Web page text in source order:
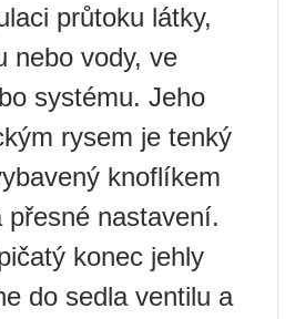
průtoku látky,
nebo vody, ve
systému. Jeho
rysem je tenký
knoflíkem
přesné nastavení.
konec jehly
do sedla ventilu a